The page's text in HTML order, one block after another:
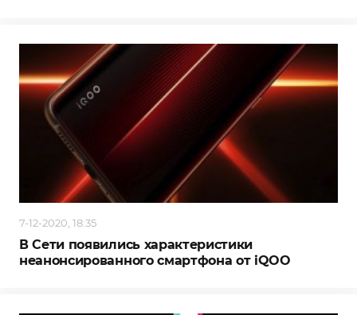
7-12-2020, 18:35
В Сети появились характеристики
неанонсированного смартфона от iQOO